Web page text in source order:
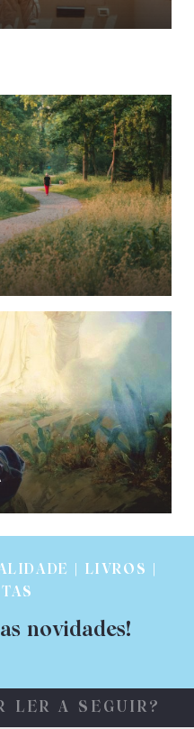
| LIVROS |
novidades!
LER A SEGUIR?